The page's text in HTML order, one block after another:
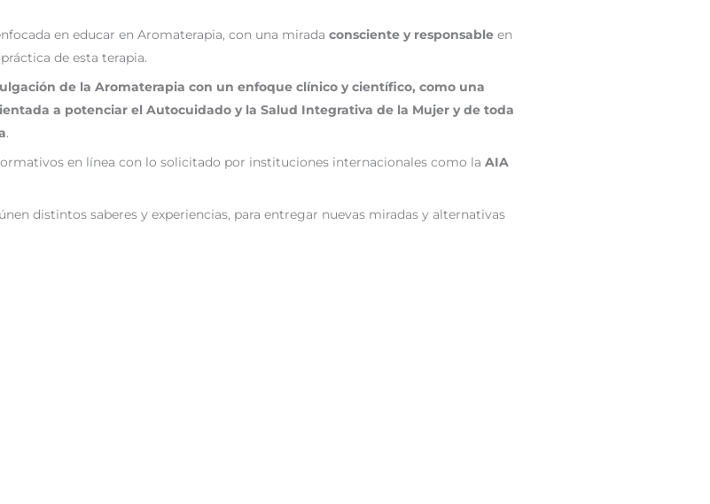
en educar en Aromaterapia, con una mirada consciente y responsable en
de esta terapia.
de la Aromaterapia con un enfoque clínico y científico, como una
a potenciar el Autocuidado y la Salud Integrativa de la Mujer y de toda
.
en línea con lo solicitado por instituciones internacionales como la AIA
distintos saberes y experiencias, para entregar nuevas miradas y alternativas